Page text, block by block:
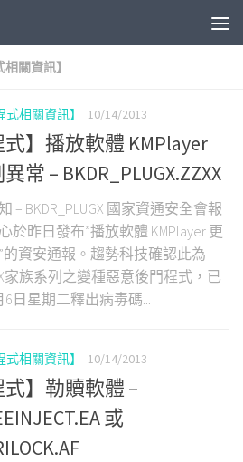
關資訊】
式相關資訊】 10/14/2013
式】播放軟體 KMPlayer
常 – BKDR_PLUGX.ZZXX
– BKDR_PLUGX 國家資通安全會報
於昨日發布”播放軟體 KMPlayer 更
的資安通報。趨勢科技確認此為
家族系列之變種惡意後門程式，已
6日星期二釋出病毒碼...
式相關資訊】 10/14/2013
式】勒贖軟體 –
或